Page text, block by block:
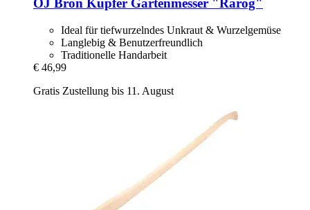
OJ Bron Kupfer Gartenmesser "Rarog"
Ideal für tiefwurzelndes Unkraut & Wurzelgemüse
Langlebig & Benutzerfreundlich
Traditionelle Handarbeit
€ 46,99
Gratis Zustellung bis 11. August